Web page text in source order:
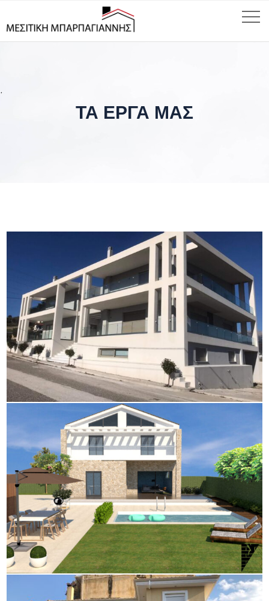
ΤΑ ΕΡΓΑ ΜΑΣ